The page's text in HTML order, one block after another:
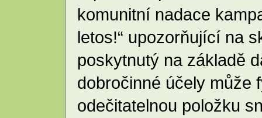
komunitní nadace
letos!“ upozorňující na
poskytnutý na základě
dobročinné účely může
odečitatelnou položku